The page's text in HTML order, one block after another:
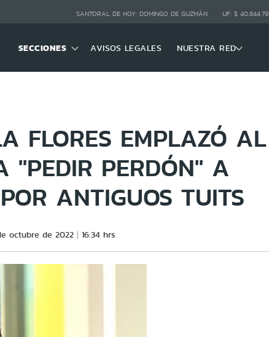
SANTORAL DE HOY: DOMINGO DE GUZMÁN UF: $ 40.844,79
SECCIONES AVISOS LEGALES NUESTRA RED
FLORES EMPLAZÓ AL
"PEDIR PERDÓN" A
ANTIGUOS TUITS
octubre de 2022 16:34 hrs